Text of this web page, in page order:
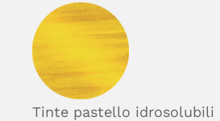
Tinte pastello idrosolubili